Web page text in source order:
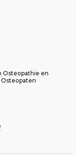
Osteopathie en